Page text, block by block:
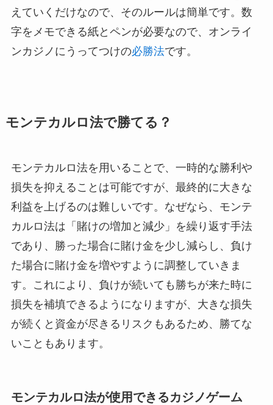
えていくだけなので、そのルールは簡単です。数
字をメモできる紙とペンが必要なので、オンライ
ンカジノにうってつけの必勝法です。
モンテカルロ法で勝てる？
モンテカルロ法を用いることで、一時的な勝利や
損失を抑えることは可能ですが、最終的に大きな
利益を上げるのは難しいです。なぜなら、モンテ
カルロ法は「賭けの増加と減少」を繰り返す手法
であり、勝った場合に賭け金を少し減らし、負け
た場合に賭け金を増やすように調整していきま
す。これにより、負けが続いても勝ちが来た時に
損失を補填できるようになりますが、大きな損失
が続くと資金が尽きるリスクもあるため、勝てな
いこともあります。
モンテカルロ法が使用できるカジノゲーム